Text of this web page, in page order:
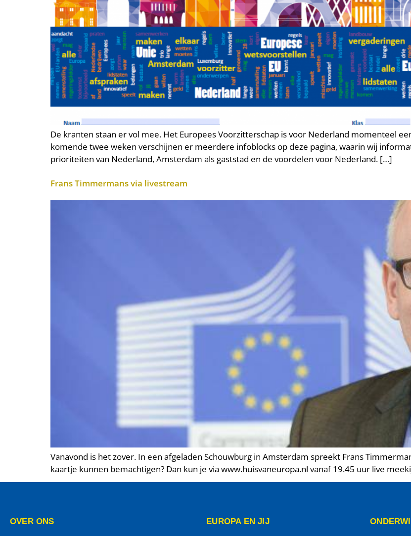
De kranten staan er vol mee. Het Europees Voorzitterschap is voor Nederland momenteel
komende twee weken verschijnen er meerdere infoblocks op deze pagina, waarin wij
prioriteiten van Nederland, Amsterdam als gaststad en de voordelen voor Nederland. […]
Frans Timmermans via livestream
Vanavond is het zover. In een afgeladen Schouwburg in Amsterdam spreekt Frans
kaartje kunnen bemachtigen? Dan kun je via www.huisvaneuropa.nl vanaf 19.45 uur live
OVER ONS EUROPA EN JIJ